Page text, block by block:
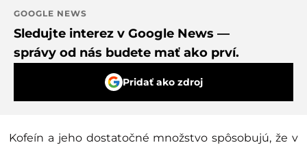
GOOGLE NEWS
Sledujte interez v Google News —
správy od nás budete mať ako prví.
Pridať ako zdroj
Kofeín a jeho dostatočné množstvo spôsobujú, že v